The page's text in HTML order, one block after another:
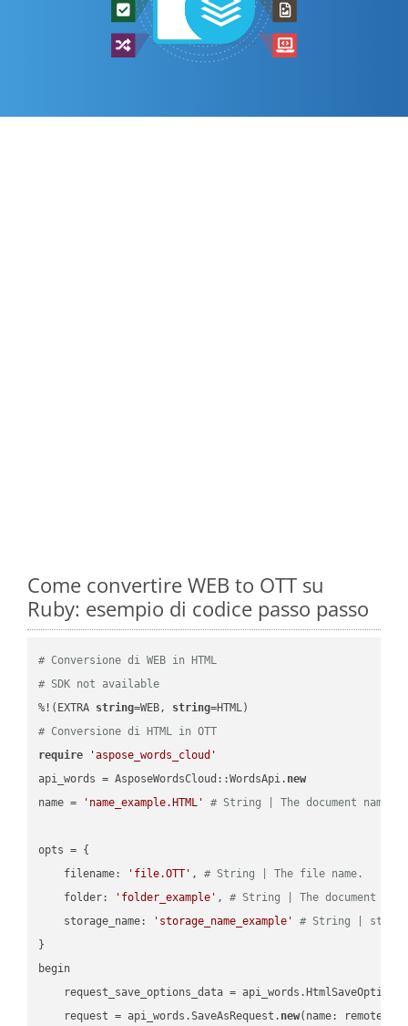
Come convertire WEB to OTT su
Ruby: esempio di codice passo passo
# Conversione di WEB in HTML
# SDK not available
%!(EXTRA string=WEB, string
# Conversione di HTML in OTT
require
'aspose_words_cloud'
api_words = AsposeWordsCloud::WordsApi. new
name =
'name_example.HTML' # String | The document name.
opts = {
    filename:
'file.OTT' , # String | The file name.
    folder:
'folder_example' , # String | The document
    storage_name:
'storage_name_example'
# String |
}
begin
request_save_options_data =
    request = api_words.SaveAsRequest.
new(name: